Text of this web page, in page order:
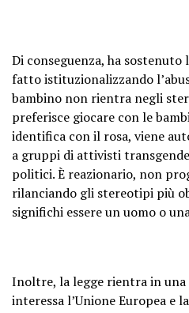
Di conseguenza, ha sostenuto
fatto istituzionalizzando
bambino non rientra negli
preferisce giocare con le
identifica con il rosa, viene
a gruppi di attivisti
politici. È reazionario, non
rilanciando gli stereotipi più
significhi essere un uomo o
Inoltre, la legge rientra in una
interessa l’Unione Europea e